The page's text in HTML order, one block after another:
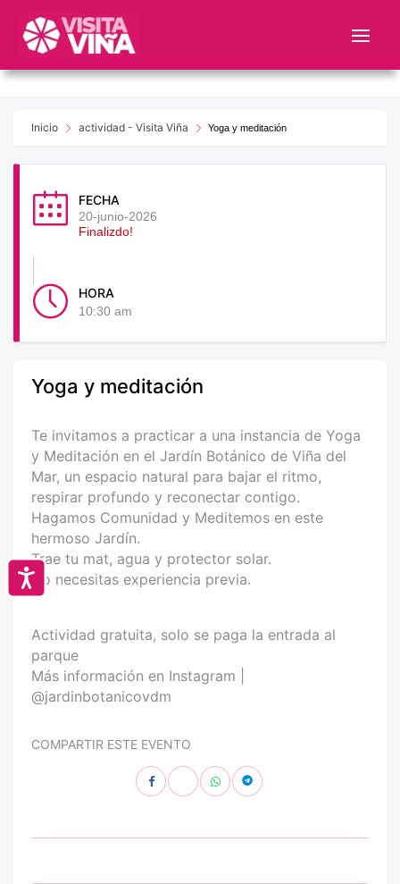
este
web
sistema
Accesibilidad
Inicio actividad - Visita Viña Yoga y meditación
FECHA
20-junio-2026
Finalizdo!
HORA
10:30 am
Yoga y meditación
Te invitamos a practicar a una instancia de Yoga
y Meditación en el Jardín Botánico de Viña del
Mar, un espacio natural para bajar el ritmo,
respirar profundo y reconectar contigo.
Hagamos Comunidad y Meditemos en este
hermoso Jardín.
Trae tu mat, agua y protector solar.
No necesitas experiencia previa.
Actividad gratuita, solo se paga la entrada al
parque
Más información en Instagram |
@jardinbotanicovdm
COMPARTIR ESTE EVENTO